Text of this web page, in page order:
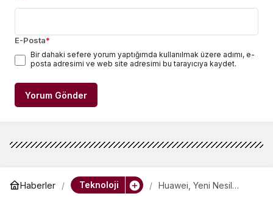
E-Posta*
Bir dahaki sefere yorum yaptığımda kullanılmak üzere adımı, e-
posta adresimi ve web site adresimi bu tarayıcıya kaydet.
Yorum Gönder
Haberler Teknoloji
Huawei, Yeni Nesil